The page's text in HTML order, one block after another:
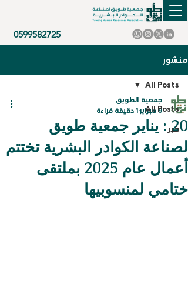
0599582725
منشور
All Posts
خبر
All Posts
20 : يناير جمعية طويق
لصناعة الكوادر البشرية تختتم
أعمال عام 2025 بملتقى
ختامي لمنسوبيها
جمعية الطويق
9 فبراير
1 دقيقة قراءة